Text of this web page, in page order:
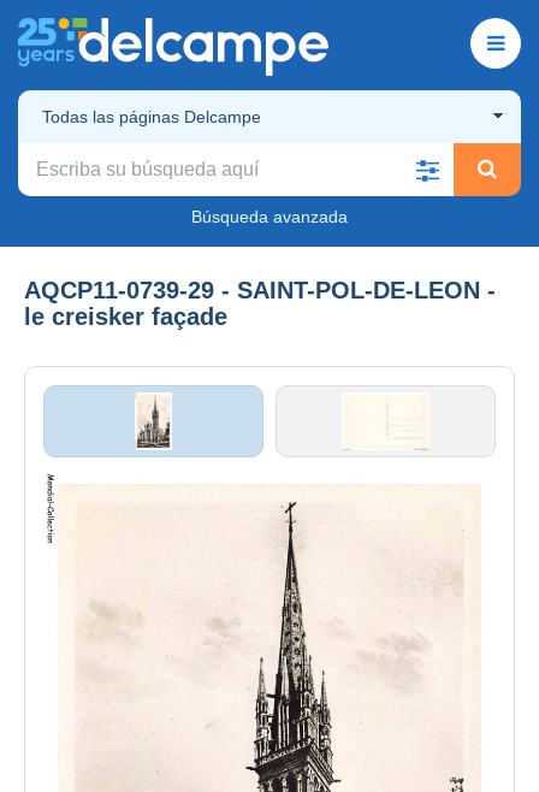
Todas las páginas Delcampe
Búsqueda avanzada
AQCP11-0739-29 - SAINT-POL-DE-LEON -
le creisker façade